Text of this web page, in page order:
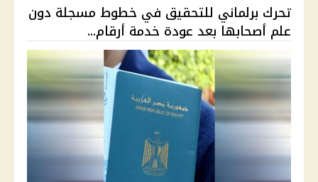
تحرك برلماني للتحقيق في خطوط مسجلة دون
علم أصحابها بعد عودة خدمة أرقام...